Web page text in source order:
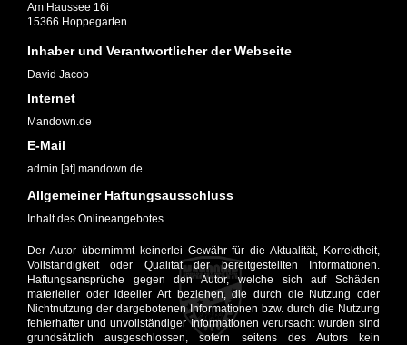
Am Haussee 16i
15366 Hoppegarten
Inhaber und Verantwortlicher der Webseite
David Jacob
Internet
Mandown.de
E-Mail
admin [at] mandown.de
Allgemeiner Haftungsausschluss
Inhalt des Onlineangebotes
Der Autor übernimmt keinerlei Gewähr für die Aktualität, Korrektheit,
Vollständigkeit oder Qualität der bereitgestellten Informationen.
Haftungsansprüche gegen den Autor, welche sich auf Schäden
materieller oder ideeller Art beziehen, die durch die Nutzung oder
Nichtnutzung der dargebotenen Informationen bzw. durch die Nutzung
fehlerhafter und unvollständiger Informationen verursacht wurden sind
grundsätzlich ausgeschlossen, sofern seitens des Autors kein